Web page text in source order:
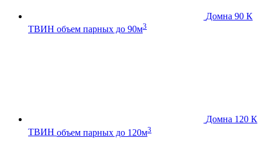
Домна 90 К
ТВИН объем парных до 90м3
Домна 120 К
ТВИН объем парных до 120м3